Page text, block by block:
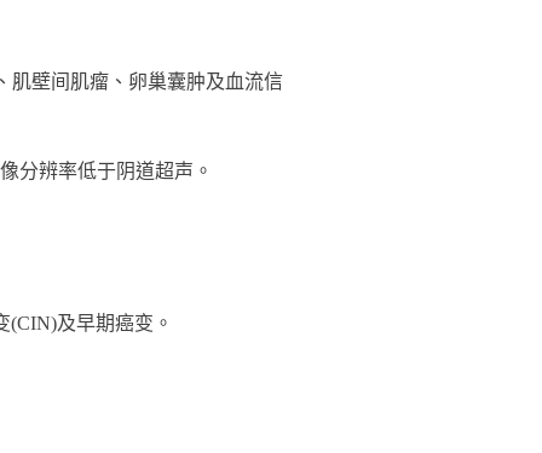
壁间肌瘤、卵巢囊肿及血流信
辨率低于阴道超声。
及早期癌变。